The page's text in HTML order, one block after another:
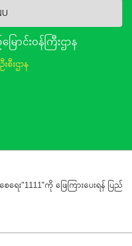
ောင်း၀န်ကြီးဌာန
စီးဌာန
ကို ဖြေကြားပေးရန် ပြည်သူသို့ သတိပေ